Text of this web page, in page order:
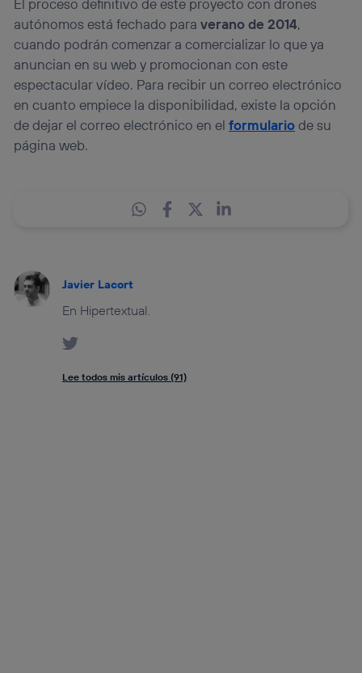
El proceso definitivo de este proyecto con drones
autónomos está fechado paraverano de 2014,
cuando podrán comenzar a comercializar lo que ya
anuncian en su web y promocionan con este
espectacular vídeo. Para recibir un correo electrónico
en cuanto empiece la disponibilidad, existe la opción
de dejar el correo electrónico en elformulariode su
página web.
Javier Lacort
En Hipertextual.
Lee todos mis artículos (91)